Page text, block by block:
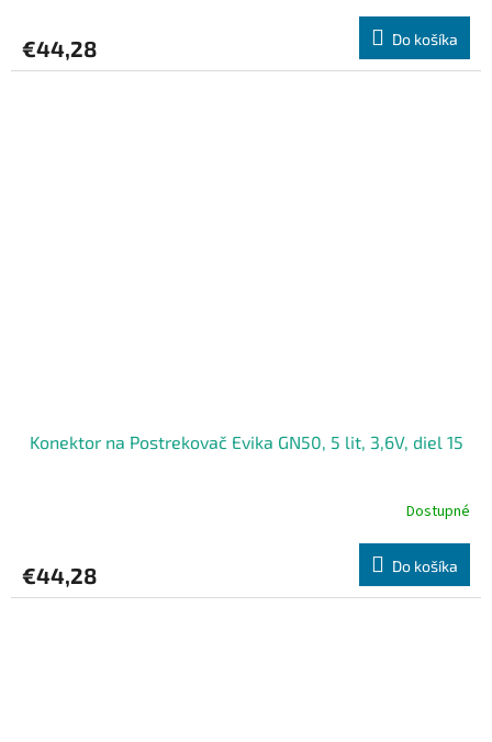
€44,28 Do košíka
Konektor na Postrekovač Evika GN50, 5 lit, 3,6V, diel 15
Dostupné
€44,28 Do košíka